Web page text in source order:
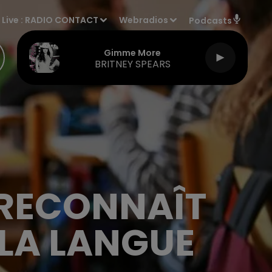
Live : RADIO CONTACT Webradios Podcasts
Gimme More
BRITNEY SPEARS
LANGUE